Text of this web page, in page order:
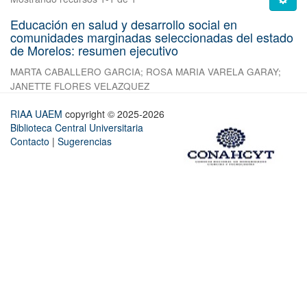
Educación en salud y desarrollo social en
comunidades marginadas seleccionadas del estado
de Morelos: resumen ejecutivo
MARTA CABALLERO GARCIA; ROSA MARIA VARELA GARAY;
JANETTE FLORES VELAZQUEZ
RIAA UAEM copyright © 2025-2026
Biblioteca Central Universitaria
Contacto | Sugerencias